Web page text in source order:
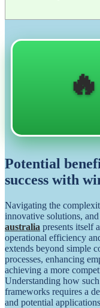
Potential
success with
Navigating the
innovative solutions,
australia presents itself
operational efficiency
extends beyond simple
processes, enhancing
achieving a more
Understanding how
frameworks requires a
and potential